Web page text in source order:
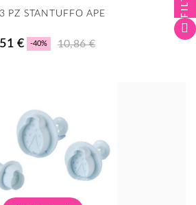
PZ STANTUFFO APE
€ -40% 10,86 €